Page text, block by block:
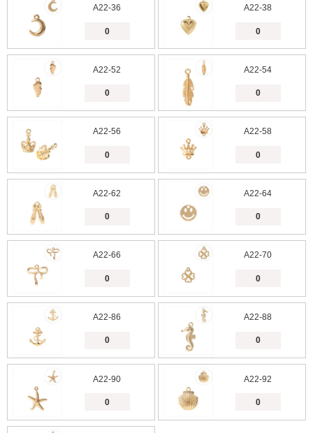
A22-36 A22-38
A22-52 A22-54
A22-56 A22-58
A22-62 A22-64
A22-66 A22-70
A22-86 A22-88
A22-90 A22-92